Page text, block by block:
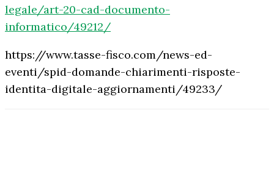
legale/art-20-cad-documento-
informatico/49212/
https://www.tasse-fisco.com/news-ed-
eventi/spid-domande-chiarimenti-risposte-
identita-digitale-aggiornamenti/49233/